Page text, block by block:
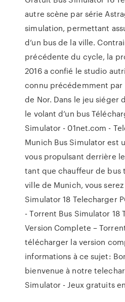
autre scène par série
simulation, permettant
d’un bus de la ville.
précédente du cycle, la
2016 a confié le studio
connu précédemment par
de Nor. Dans le jeu siéger
le volant d’un bus
Simulator - 01net.com -
Munich Bus Simulator est
vous propulsant derrière
tant que chauffeur de bus
ville de Munich, vous
Simulator 18 Telecharger
- Torrent Bus Simulator 18
Version Complete –
télécharger la version
informations à ce sujet:
bienvenue à notre
Simulator - Jeux gratuits